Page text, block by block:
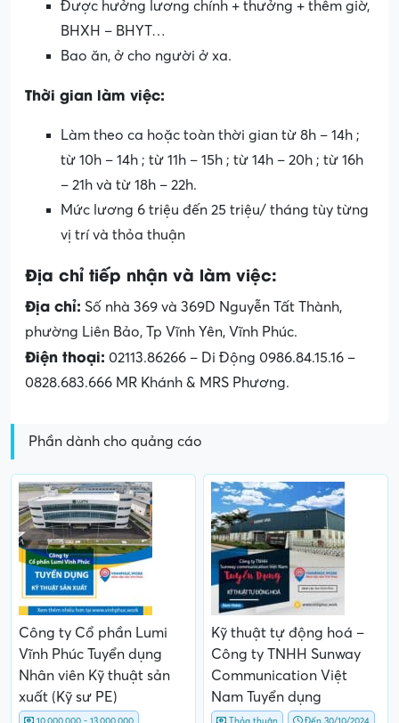
Được hưởng lương chính + thưởng + thêm giờ,
BHXH – BHYT…
Bao ăn, ở cho người ở xa.
Thời gian làm việc:
Làm theo ca hoặc toàn thời gian từ 8h – 14h ;
từ 10h – 14h ; từ 11h – 15h ; từ 14h – 20h ; từ 16h
– 21h và từ 18h – 22h.
Mức lương 6 triệu đến 25 triệu/ tháng tùy từng
vị trí và thỏa thuận
Địa chỉ tiếp nhận và làm việc:
Địa chỉ: Số nhà 369 và 369D Nguyễn Tất Thành,
phường Liên Bảo, Tp Vĩnh Yên, Vĩnh Phúc.
Điện thoại: 02113.86266 – Di Động 0986.84.15.16 –
0828.683.666 MR Khánh & MRS Phương.
Phần dành cho quảng cáo
Công ty Cổ phần Lumi
Vĩnh Phúc Tuyển dụng
Nhân viên Kỹ thuật sản
xuất (Kỹ sư PE)
10,000,000 - 13,000,000
Kỹ thuật tự động hoá –
Công ty TNHH Sunway
Communication Việt
Nam Tuyển dụng
Thỏa thuận Đến 30/10/2024